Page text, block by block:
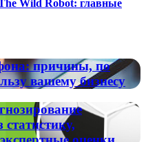
Wild Robot: главные
причины, по
вашему бизнесу
статистику,